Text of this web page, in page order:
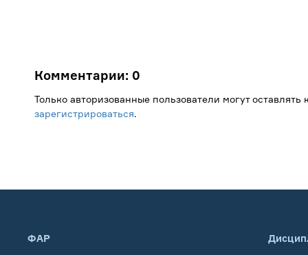
Комментарии: 0
Только авторизованные пользователи могут
зарегистрироваться.
ФАР